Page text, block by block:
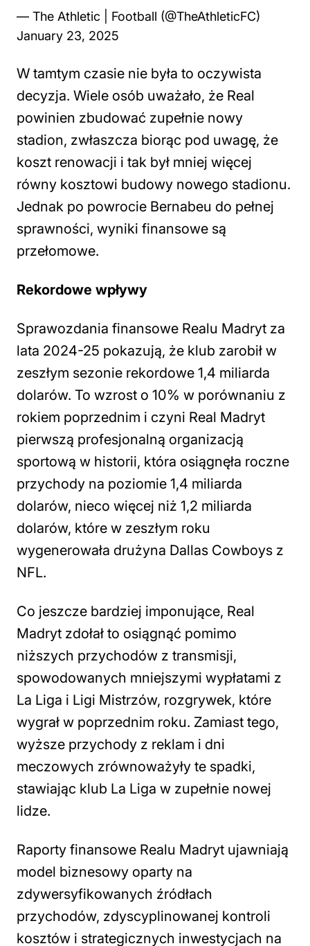
— The Athletic | Football (@TheAthleticFC)
January 23, 2025
W tamtym czasie nie była to oczywista
decyzja. Wiele osób uważało, że Real
powinien zbudować zupełnie nowy
stadion, zwłaszcza biorąc pod uwagę, że
koszt renowacji i tak był mniej więcej
równy kosztowi budowy nowego stadionu.
Jednak po powrocie Bernabeu do pełnej
sprawności, wyniki finansowe są
przełomowe.
Rekordowe wpływy
Sprawozdania finansowe Realu Madryt za
lata 2024-25 pokazują, że klub zarobił w
zeszłym sezonie rekordowe 1,4 miliarda
dolarów. To wzrost o 10% w porównaniu z
rokiem poprzednim i czyni Real Madryt
pierwszą profesjonalną organizacją
sportową w historii, która osiągnęła roczne
przychody na poziomie 1,4 miliarda
dolarów, nieco więcej niż 1,2 miliarda
dolarów, które w zeszłym roku
wygenerowała drużyna Dallas Cowboys z
NFL.
Co jeszcze bardziej imponujące, Real
Madryt zdołał to osiągnąć pomimo
niższych przychodów z transmisji,
spowodowanych mniejszymi wypłatami z
La Liga i Ligi Mistrzów, rozgrywek, które
wygrał w poprzednim roku. Zamiast tego,
wyższe przychody z reklam i dni
meczowych zrównoważyły te spadki,
stawiając klub La Liga w zupełnie nowej
lidze.
Raporty finansowe Realu Madryt ujawniają
model biznesowy oparty na
zdywersyfikowanych źródłach
przychodów, zdyscyplinowanej kontroli
kosztów i strategicznych inwestycjach na